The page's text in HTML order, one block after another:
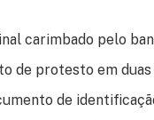
carimbado pelo
de protesto em duas
de